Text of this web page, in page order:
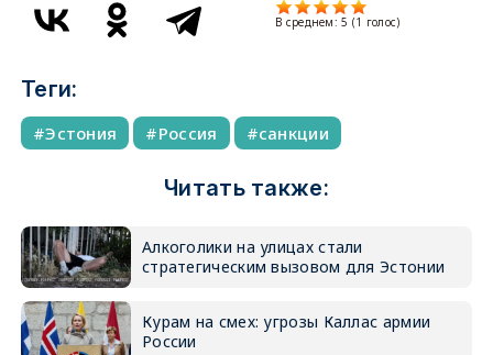
В среднем:5 (1 голос)
Теги:
Эстония Россия санкции
Читать также:
Алкоголики на улицах стали
стратегическим вызовом для Эстонии
Курам на смех: угрозы Каллас армии
России